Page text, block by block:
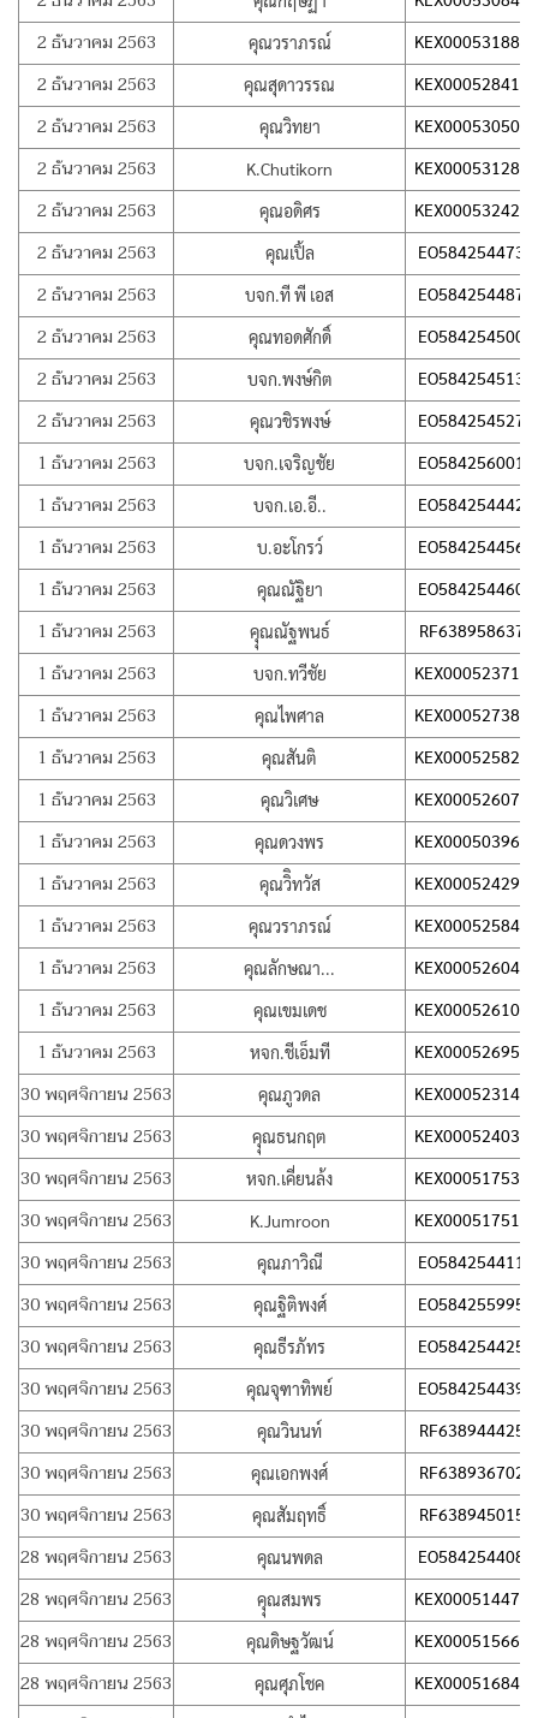
2 ธันวาคม 2563 คุณวราภรณ์
2 ธันวาคม 2563 คุณสุดาวรรณ
2 ธันวาคม 2563 คุณวิทยา
2 ธันวาคม 2563 K.Chutikorn
2 ธันวาคม 2563 คุณอดิศร
2 ธันวาคม 2563 คุณเปิ้ล
2 ธันวาคม 2563 บจก.ที พี เอส
2 ธันวาคม 2563 คุณทอดศักดิ์
2 ธันวาคม 2563 บจก.พงษ์กิต
2 ธันวาคม 2563 คุณวชิรพงษ์
1 ธันวาคม 2563 บจก.เจริญชัย
1 ธันวาคม 2563 บจก.เอ.อี..
1 ธันวาคม 2563 บ.อะโกรว์
1 ธันวาคม 2563 คุณณัฐิยา
1 ธันวาคม 2563 คุุณณัฐพนธ์
1 ธันวาคม 2563 บจก.ทวีชัย
1 ธันวาคม 2563 คุณไพศาล
1 ธันวาคม 2563 คุณสันติ
1 ธันวาคม 2563 คุณวิเศษ
1 ธันวาคม 2563 คุณดวงพร
1 ธันวาคม 2563 คุณวิิทวัส
1 ธันวาคม 2563 คุณวราภรณ์
1 ธันวาคม 2563 คุณลักษณา...
1 ธันวาคม 2563 คุณเขมเดช
1 ธันวาคม 2563 หจก.ชีเอ็มที
30 พฤศจิกายน 2563 คุณภูวดล
30 พฤศจิกายน 2563 คุุณธนกฤต
30 พฤศจิกายน 2563 หจก.เคี่ยนล้ง
30 พฤศจิกายน 2563 K.Jumroon
30 พฤศจิกายน 2563 คุณภาวิณี
30 พฤศจิกายน 2563 คุณฐิติพงศ์
30 พฤศจิกายน 2563 คุณธีรภัทร
30 พฤศจิกายน 2563 คุณจุฑาทิพย์
30 พฤศจิกายน 2563 คุณวินนท์
30 พฤศจิกายน 2563 คุณเอกพงศ์
30 พฤศจิกายน 2563 คุณสัมฤทธิ์
28 พฤศจิกายน 2563 คุณนพดล
28 พฤศจิกายน 2563 คุุณสมพร
28 พฤศจิกายน 2563 คุณดิษฐวัฒน์
28 พฤศจิกายน 2563 คุณศุภโชค